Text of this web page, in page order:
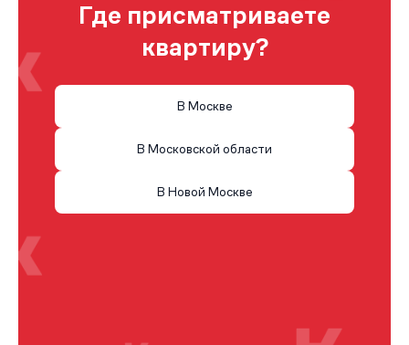
Где присматриваете
квартиру?
В Москве
В Московской области
В Новой Москве